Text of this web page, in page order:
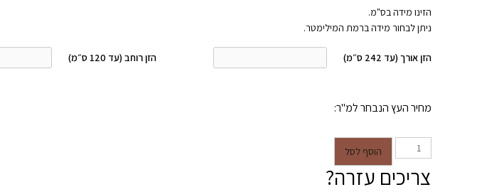
הזינו מידה בס"מ.
ניתן לבחור מידה ברמת המילימטר.
הזן אורך (עד 242 ס״מ) הזן רוחב (עד 120 ס״מ)
מחיר העץ הנבחר למ"ר:
כמות של מדף בוצ'ר לכיור אמבטיה לפי מידה
הוסף לסל
צריכים עזרה?